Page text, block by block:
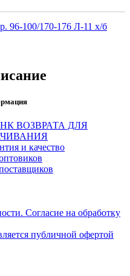
ВОЗВРАТА ДЛЯ
и качество
Согласие на обработку
публичной офертой